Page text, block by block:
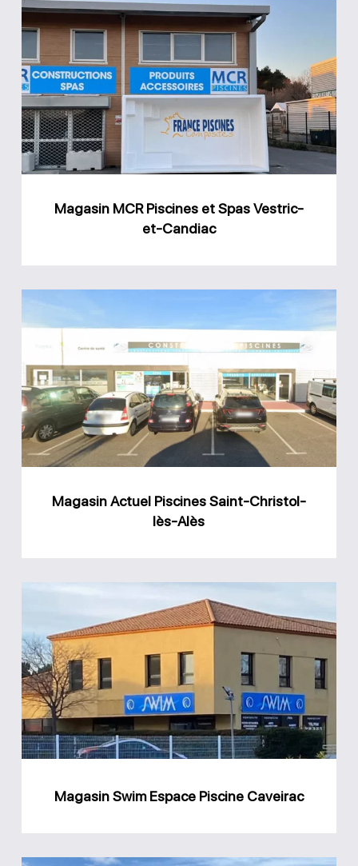
Magasin
MCR
Piscines
et
Spas
Vestric-
et-
Magasin MCR Piscines et Spas Vestric-
et-Candiac
Actuel
Piscines
Saint-
Christol-
lès-
Alès
Magasin Actuel Piscines Saint-Christol-
lès-Alès
Magasin
Swim
Espace
Piscine
Caveirac
Magasin Swim Espace Piscine Caveirac